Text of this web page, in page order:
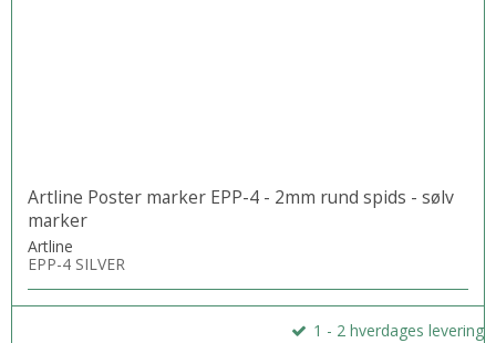
Artline Poster marker EPP-4 - 2mm rund spids - sølv
marker
Artline
EPP-4 SILVER
1 - 2 hverdages levering